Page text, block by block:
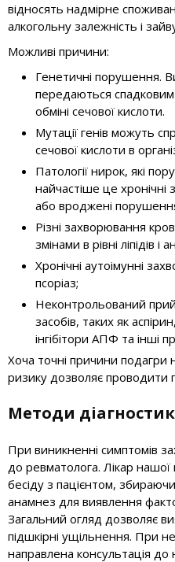
відносять надмірне
алкогольну залежність і
Можливі причини:
Генетичні порушення.
передаються
обміні сечової кислоти.
Мутації генів можуть
сечової кислоти в
Патології нирок, які
найчастіше це хронічні
або вроджені
Різні захворювання
змінами в рівні ліпідів і
Хронічні аутоімунні
псоріаз;
Неконтрольований
засобів, таких як
інгібітори АПФ та інші
Хоча точні причини подагри
ризику дозволяє проводити
Методи
При виникненні симптомів
до ревматолога. Лікар нашої
бесіду з пацієнтом,
анамнез для виявлення
Загальний огляд дозволяє
підшкірні ущільнення. При
направлена консультація